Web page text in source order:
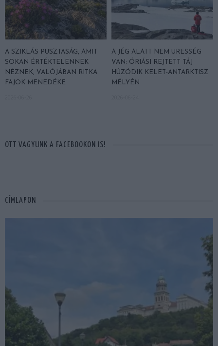
A SZIKLÁS PUSZTASÁG, AMIT
SOKAN ÉRTÉKTELENNEK
NÉZNEK, VALÓJÁBAN RITKA
FAJOK MENEDÉKE
A JÉG ALATT NEM ÜRESSÉG
VAN: ÓRIÁSI REJTETT TÁJ
HÚZÓDIK KELET-ANTARKTISZ
MÉLYÉN
OTT VAGYUNK A FACEBOOKON IS!
CÍMLAPON